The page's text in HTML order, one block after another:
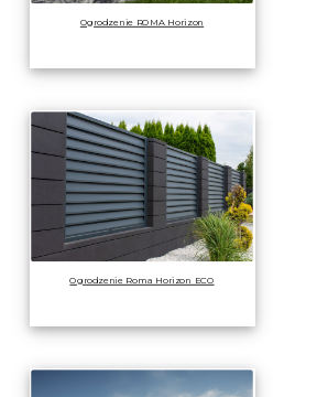
Ogrodzenie ROMA Horizon
Ogrodzenie Roma Horizon ECO